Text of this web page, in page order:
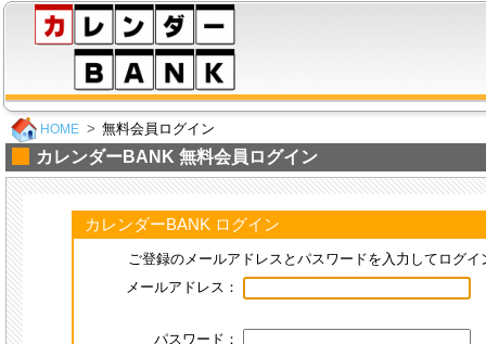
HOME 無料会員ログイン
カレンダーBANK 無料会員ログイン
カレンダーBANK ログイン
ご登録のメールアドレスとパスワードを入力してログイ
メールアドレス：
パスワード：